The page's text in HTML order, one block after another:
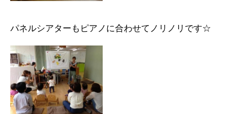
パネルシアターもピアノに合わせてノリノリです☆